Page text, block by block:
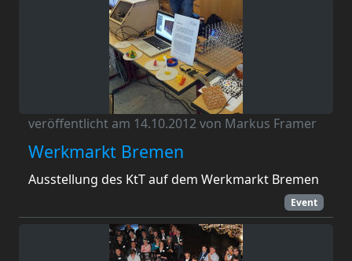
veröffentlicht am 14.10.2012 von Markus Framer
Werkmarkt Bremen
Ausstellung des KtT auf dem Werkmarkt Bremen
Event